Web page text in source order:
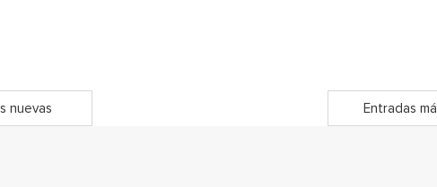
nuevas Entradas